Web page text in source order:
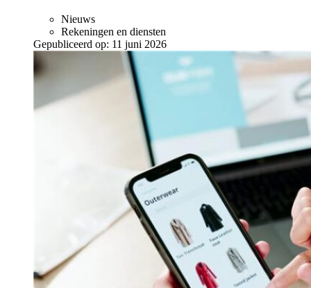
Nieuws
Rekeningen en diensten
Gepubliceerd op: 11 juni 2026